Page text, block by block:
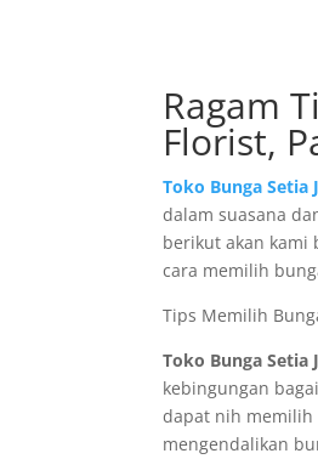
Ragam
Florist,
Toko Bunga Setia
dalam suasana
berikut akan kami
cara memilih
Tips Memilih
Toko Bunga Setia
kebingungan
dapat nih memilih
mengendalikan